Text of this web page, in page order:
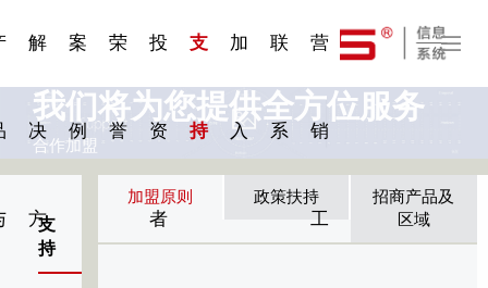
解
决
方
案
例
荣
誉
投
资
者
支
持
加
入
联
系
营
销
工
我们将为您提供全方位服务
合作加盟
支
持
加盟原则 政策扶持
招商产品及
区域